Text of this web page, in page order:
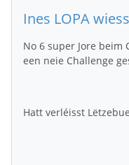
No 6 super Jore beim
een neie Challenge
Hatt verléisst